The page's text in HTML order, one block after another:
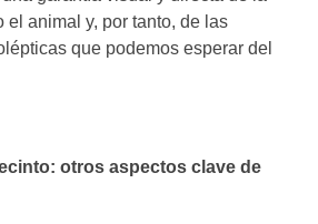
el animal y, por tanto, de las
que podemos esperar del
otros aspectos clave de